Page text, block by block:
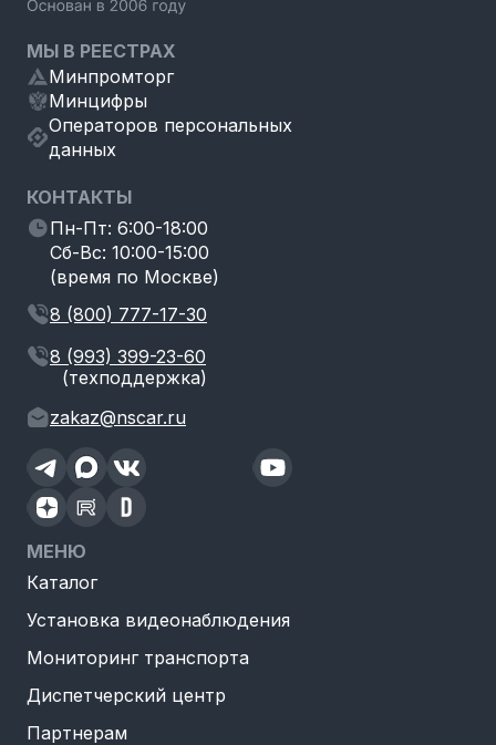
МЫ В РЕЕСТРАХ
Минпромторг
Минцифры
Операторов персональных
данных
КОНТАКТЫ
Пн-Пт: 6:00-18:00
Сб-Вс: 10:00-15:00
(время по Москве)
8 (800) 777-17-30
8 (993) 399-23-60
(техподдержка)
zakaz@nscar.ru
МЕНЮ
Каталог
Установка видеонаблюдения
Мониторинг транспорта
Диспетчерский центр
Партнерам